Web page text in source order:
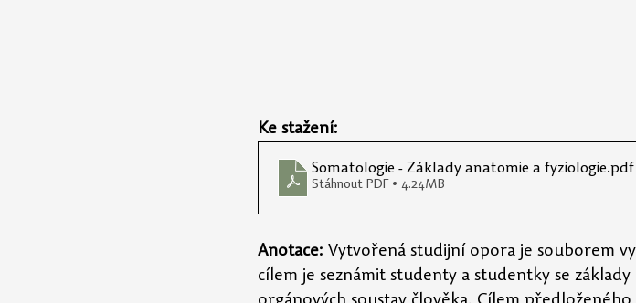
Ke stažení:
Somatologie - Základy anatomie a fyziologie.pdf
Stáhnout PDF • 4.24MB
Anotace: Vytvořená studijní opora je souborem
cílem je seznámit studenty a studentky se